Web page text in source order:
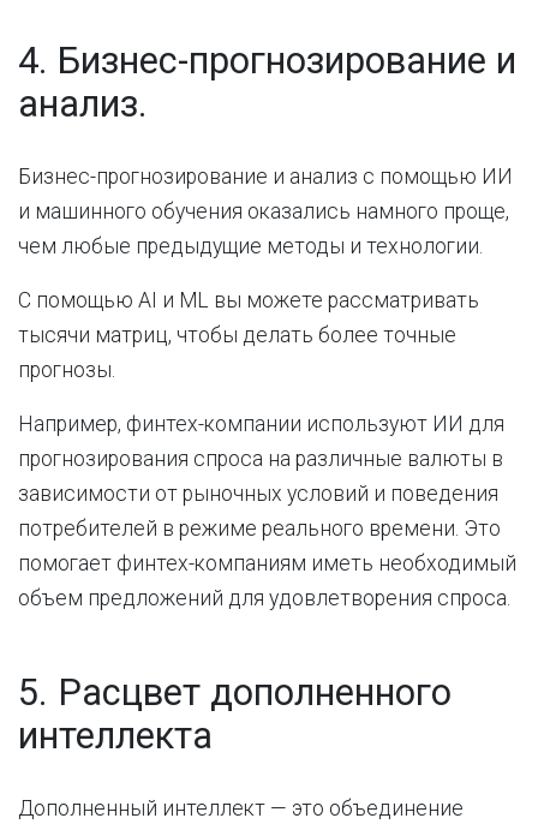
4. Бизнес-прогнозирование и
анализ.
Бизнес-прогнозирование и анализ с помощью ИИ
и машинного обучения оказались намного проще,
чем любые предыдущие методы и технологии.
С помощью AI и ML вы можете рассматривать
тысячи матриц, чтобы делать более точные
прогнозы.
Например, финтех-компании используют ИИ для
прогнозирования спроса на различные валюты в
зависимости от рыночных условий и поведения
потребителей в режиме реального времени. Это
помогает финтех-компаниям иметь необходимый
объем предложений для удовлетворения спроса.
5. Расцвет дополненного
интеллекта
Дополненный интеллект — это объединение